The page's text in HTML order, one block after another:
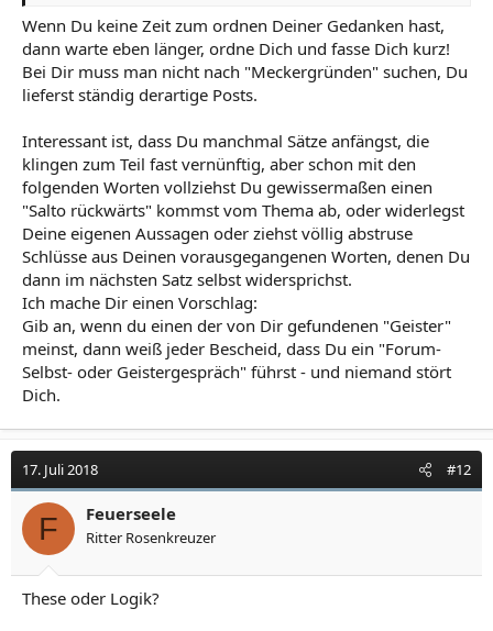
Text ein, okay?
Wenn Du wirklich keine Lust hast meine Texte zu lesen,
dann ignoriere sie doch ganz einfach ganz .
Es stehen genug Texte im Forum, ich kann mich auch
jahrelang nicht mehr da waren. ...diese "Geister"
meckern wenigstens nix!
Wenn Du keine Zeit zum ordnen Deiner Gedanken hast,
dann warte eben länger, ordne Dich und fasse Dich kurz!
Bei Dir muss man nicht nach "Meckergründen" suchen, Du
lieferst ständig derartige Posts.
Interessant ist, dass Du manchmal Sätze anfängst, die
klingen zum Teil fast vernünftig, aber schon mit den
folgenden Worten vollziehst Du gewissermaßen einen
"Salto rückwärts" kommst vom Thema ab, oder widerlegst
Deine eigenen Aussagen oder ziehst völlig abstruse
Schlüsse aus Deinen vorausgegangenen Worten, denen Du
dann im nächsten Satz selbst widersprichst.
Ich mache Dir einen Vorschlag:
Gib an, wenn du einen der von Dir gefundenen "Geister"
meinst, dann weiß jeder Bescheid, dass Du ein "Forum-
Selbst- oder Geistergespräch" führst - und niemand stört
Dich.
17. Juli 2018 #12
F Feuerseele
Ritter Rosenkreuzer
These oder Logik?